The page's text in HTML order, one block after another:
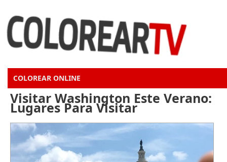
COLOREAR ONLINE
Visitar Washington Este Verano:
Lugares Para Visitar